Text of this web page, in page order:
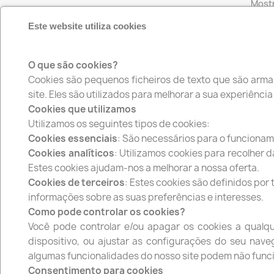
FacebookInstagram
PRODUTOS
Promoção
Novos produtos
Top de Vendas
A
Envio
A
Mapa
Este website utiliza cookies
O que são cookies?
Cookies são pequenos ficheiros de texto que são
site. Eles são utilizados para melhorar a sua
Cookies que utilizamos
Utilizamos os seguintes tipos de cookies:
Cookies essenciais: São necessários para o
Cookies analíticos: Utilizamos cookies para recolher
Estes cookies ajudam-nos a melhorar a nossa oferta.
Cookies de terceiros: Estes cookies são definidos
informações sobre as suas preferências e interesses.
Como pode controlar os cookies?
Você pode controlar e/ou apagar os cookies a
dispositivo, ou ajustar as configurações do seu
algumas funcionalidades do nosso site podem não
Consentimento para cookies